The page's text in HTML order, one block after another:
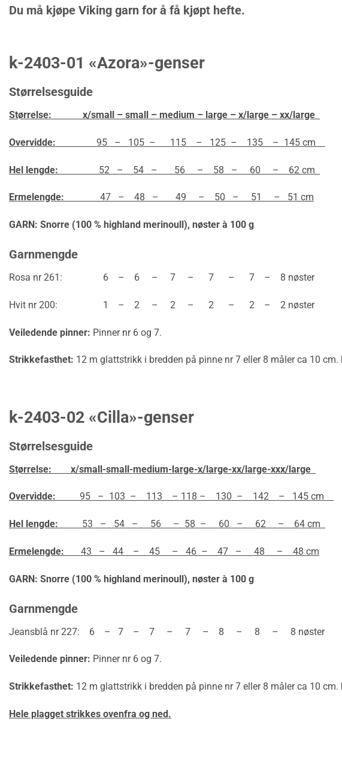
Du må kjøpe Viking garn for å få kjøpt hefte.
k-2403-01 «Azora»-genser
Størrelsesguide
Størrelse: x/small – small – medium – large – x/large – xx/large
Overvidde: 95 – 105 – 115 – 125 – 135 – 145 cm
Hel lengde: 52 – 54 – 56 – 58 – 60 – 62 cm
Ermelengde: 47 – 48 – 49 – 50 – 51 – 51 cm
GARN: Snorre (100 % highland merinoull), nøster à 100 g
Garnmengde
Rosa nr 261: 6 – 6 – 7 – 7 – 7 – 8 nøster
Hvit nr 200: 1 – 2 – 2 – 2 – 2 – 2 nøster
Veiledende pinner: Pinner nr 6 og 7.
Strikkefasthet: 12 m glattstrikk i bredden på pinne nr 7 eller 8 måler ca 10 cm.
k-2403-02 «Cilla»-genser
Størrelsesguide
Størrelse: x/small-small-medium-large-x/large-xx/large-xxx/large
Overvidde: 95 – 103 – 113 – 118 – 130 – 142 – 145 cm
Hel lengde: 53 – 54 – 56 – 58 – 60 – 62 – 64 cm
Ermelengde: 43 – 44 – 45 – 46 – 47 – 48 – 48 cm
GARN: Snorre (100 % highland merinoull), nøster à 100 g
Garnmengde
Jeansblå nr 227: 6 – 7 – 7 – 7 – 8 – 8 – 8 nøster
Veiledende pinner: Pinner nr 6 og 7.
Strikkefasthet: 12 m glattstrikk i bredden på pinne nr 7 eller 8 måler ca 10 cm.
Hele plagget strikkes ovenfra og ned.